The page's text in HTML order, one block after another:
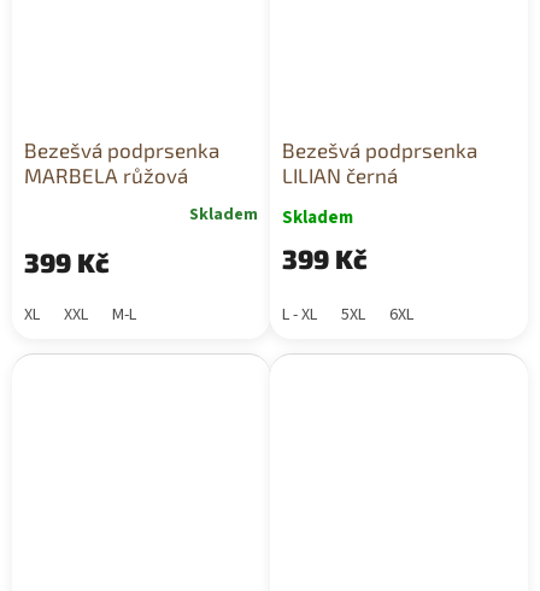
Bezešvá podprsenka
MARBELA růžová
Skladem
399 Kč
XL XXL M-L
Bezešvá podprsenka
LILIAN černá
Skladem
399 Kč
L - XL 5XL 6XL